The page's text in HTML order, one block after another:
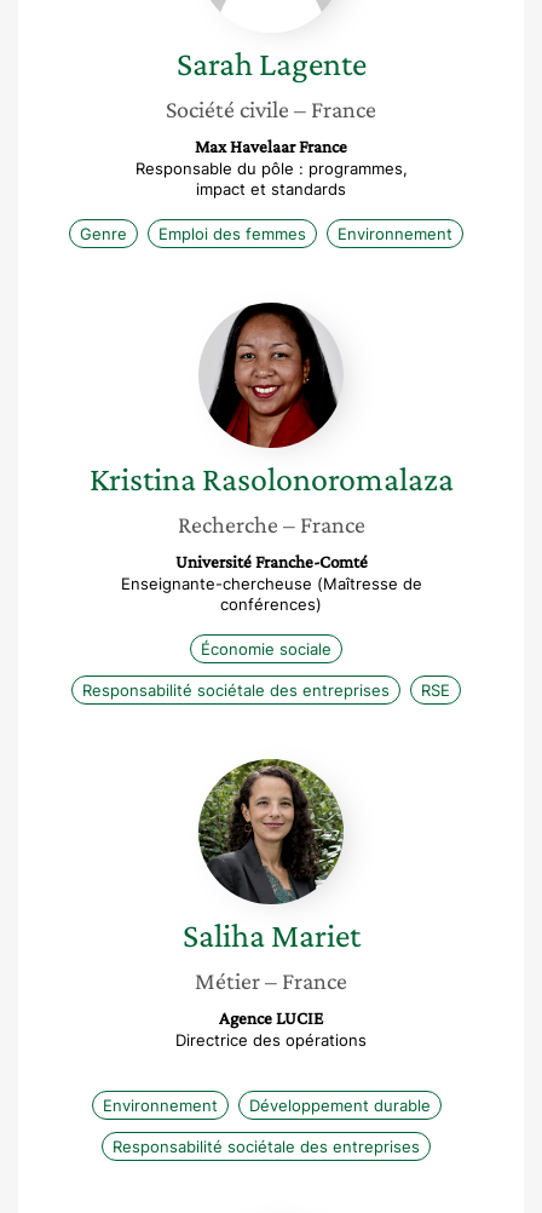
Sarah Lagente
Société civile – France
Max Havelaar France
Responsable du pôle : programmes,
impact et standards
Genre Emploi des femmes Environnement
Kristina
Rasolonoromalaza
Kristina Rasolonoromalaza
Recherche – France
Université Franche-Comté
Enseignante-chercheuse (Maîtresse de
conférences)
Économie sociale
Responsabilité sociétale des entreprises RSE
Saliha
Mariet
Saliha Mariet
Métier– France
Agence LUCIE
Directrice des opérations
Environnement Développement durable
Responsabilité sociétale des entreprises